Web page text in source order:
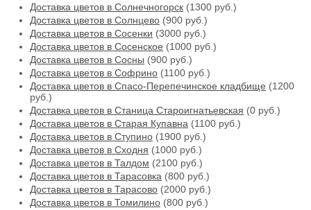
Доставка цветов в Солнечногорск (1300 руб.)
Доставка цветов в Солнцево (900 руб.)
Доставка цветов в Сосенки (3000 руб.)
Доставка цветов в Сосенское (1000 руб.)
Доставка цветов в Сосны (900 руб.)
Доставка цветов в Софрино (1100 руб.)
Доставка цветов в Спасо-Перепечинское кладбище (1200
руб.)
Доставка цветов в Станица Староигнатьевская (0 руб.)
Доставка цветов в Старая Купавна (1100 руб.)
Доставка цветов в Ступино (1900 руб.)
Доставка цветов в Сходня (1000 руб.)
Доставка цветов в Талдом (2100 руб.)
Доставка цветов в Тарасовка (800 руб.)
Доставка цветов в Тарасово (2000 руб.)
Доставка цветов в Томилино (800 руб.)